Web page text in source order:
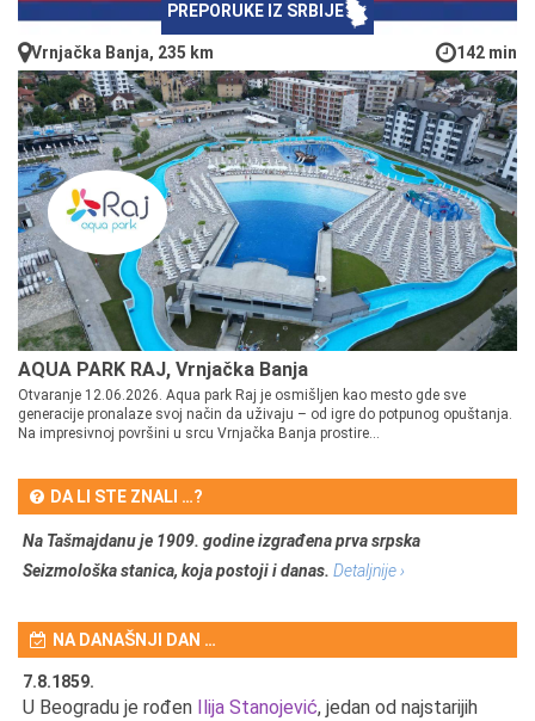
PREPORUKE IZ SRBIJE
Vrnjačka Banja, 235 km 142 min
AQUA PARK RAJ, Vrnjačka Banja
Otvaranje 12.06.2026. Aqua park Raj je osmišljen kao mesto gde sve
generacije pronalaze svoj način da uživaju – od igre do potpunog opuštanja.
Na impresivnoj površini u srcu Vrnjačka Banja prostire...
DA LI STE ZNALI …?
Na Tašmajdanu je 1909. godine izgrađena prva srpska
Seizmološka stanica, koja postoji i danas. Detaljnije ›
NA DANAŠNJI DAN …
7.8.1859.
U Beogradu je rođen Ilija Stanojević, jedan od najstarijih